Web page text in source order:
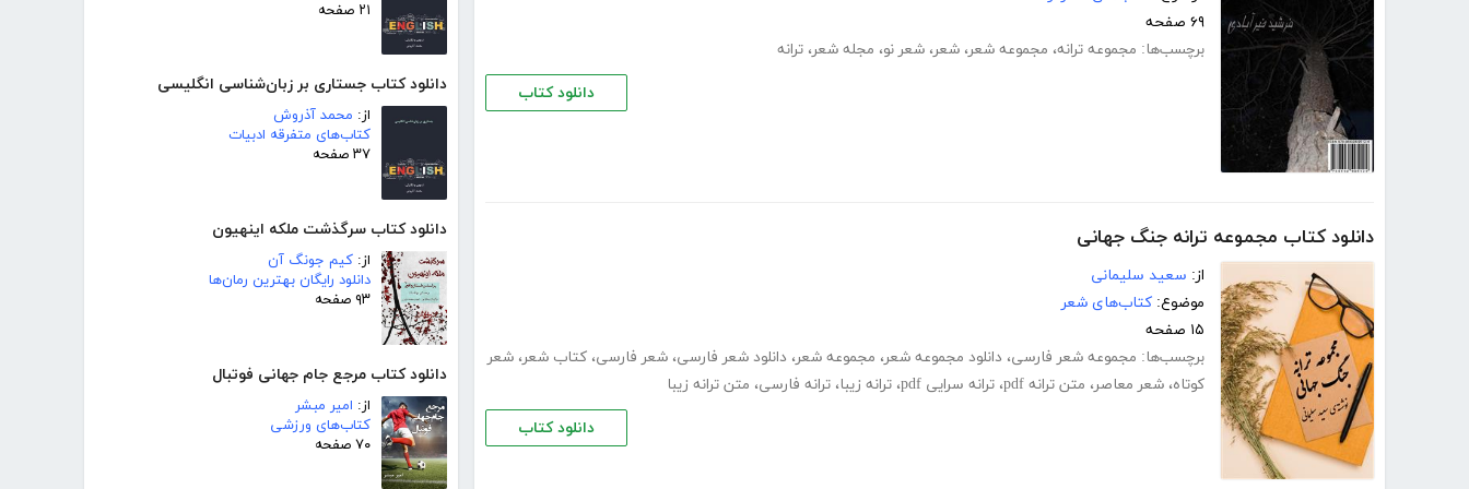
۲۱ صفحه
دانلود کتاب جستاری بر زبان‌شناسی انگلیسی
از: محمد آذروش
کتاب‌های متفرقه ادبیات
۳۷ صفحه
دانلود کتاب سرگذشت ملکه اینهیون
از: کیم جونگ آن
دانلود رایگان بهترین رمان‌ها
۹۳ صفحه
دانلود کتاب مرجع جام جهانی فوتبال
از: امیر مبشر
کتاب‌های ورزشی
۷۰ صفحه
۶۹ صفحه
برچسب‌ها: مجموعه ترانه، مجموعه شعر، شعر، شعر نو، مجله شعر، ترانه
دانلود کتاب
دانلود کتاب مجموعه ترانه جنگ جهانی
از: سعید سلیمانی
موضوع: کتاب‌های شعر
۱۵ صفحه
برچسب‌ها: مجموعه شعر فارسی، دانلود مجموعه شعر، مجموعه شعر، دانلود شعر فارسی، شعر فارسی، کتاب شعر، شعر
کوتاه، شعر معاصر، متن ترانه pdf ، ترانه سرایی pdf ، ترانه زیبا، ترانه فارسی، متن ترانه زیبا
دانلود کتاب